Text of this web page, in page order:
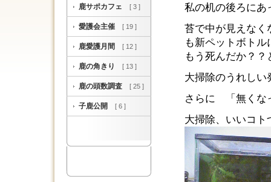
鹿サポカフェ [ 3 ]
愛護会主催 [ 19 ]
鹿愛護月間 [ 12 ]
鹿の角きり [ 13 ]
鹿の頭数調査 [ 25 ]
子鹿公開 [ 6 ]
私の机の後ろにあ
苔で中が見えなく
も新ペットボトル
もう死んだか？
大掃除のうれしい
さらに 「無くな
大掃除、いいコト